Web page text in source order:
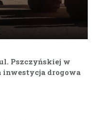
Pszczyńskiej w
drogowa